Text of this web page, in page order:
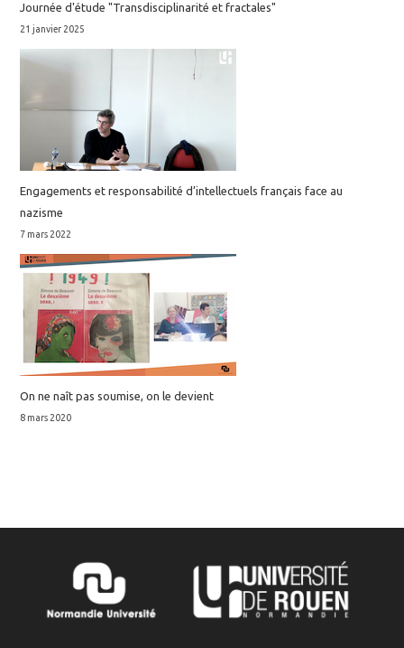
Journée d'étude "Transdisciplinarité et fractales"
21 janvier 2025
Engagements et responsabilité d’intellectuels français face au
nazisme
7 mars 2022
On ne naît pas soumise, on le devient
8 mars 2020